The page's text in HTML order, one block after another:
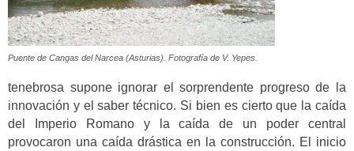
Puente de Cangas del Narcea (Asturias). Fotografía de V. Yepes.
tenebrosa supone ignorar el sorprendente progreso de la
innovación y el saber técnico. Si bien es cierto que la caída
del Imperio Romano y la caída de un poder central
provocaron una caída drástica en la construcción. El inicio